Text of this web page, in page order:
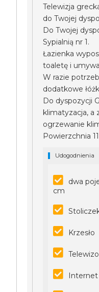
Telewizja
do Twojej
Do Twojej
Sypialnią nr 1.
Łazienka
toaletę i
W razie
dodatkowe
Do dyspozycji
klimatyzacja, a
ogrzewanie
Powierzchnia
Udogodnienia
dwa
cm
Krzesło
Internet